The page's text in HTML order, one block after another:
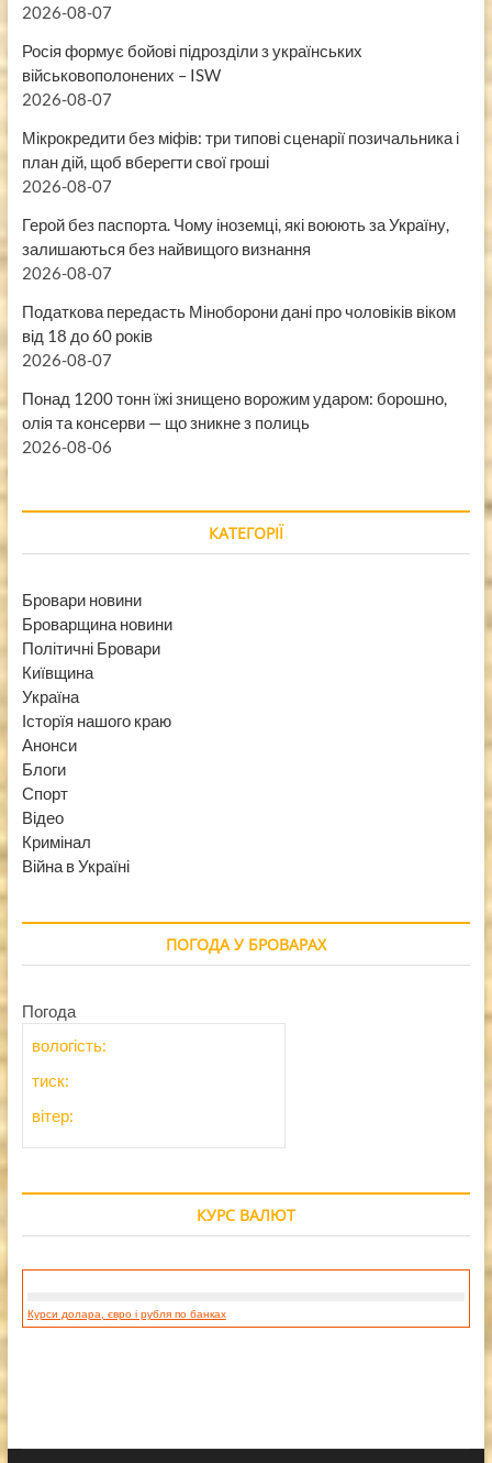
2026-08-07
Росія формує бойові підрозділи з українських
військовополонених – ISW
2026-08-07
Мікрокредити без міфів: три типові сценарії позичальника і
план дій, щоб вберегти свої гроші
2026-08-07
Герой без паспорта. Чому іноземці, які воюють за Україну,
залишаються без найвищого визнання
2026-08-07
Податкова передасть Міноборони дані про чоловіків віком
від 18 до 60 років
2026-08-07
Понад 1200 тонн їжі знищено ворожим ударом: борошно,
олія та консерви — що зникне з полиць
2026-08-06
КАТЕГОРІЇ
Бровари новини
Броварщина новини
Політичні Бровари
Київщина
Україна
Історїя нашого краю
Анонси
Блоги
Спорт
Відео
Кримінал
Війна в Україні
ПОГОДА У БРОВАРАХ
Погода
вологість:
тиск:
вітер:
КУРС ВАЛЮТ
Курси долара, євро і рубля по банках